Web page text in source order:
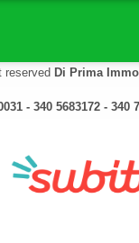
reserved Di Prima
- 340 5683172 - 340